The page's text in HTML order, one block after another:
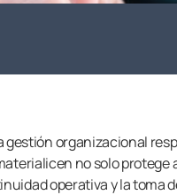
organizacional
no solo protege
operativa y la toma